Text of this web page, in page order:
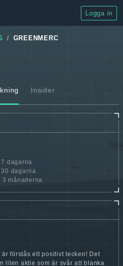
Logga in
GREENMERC
Insider
dagarna
dagarna
månaderna
förstås ett positivt tecken! Det
liten aktie som är svår att blanka